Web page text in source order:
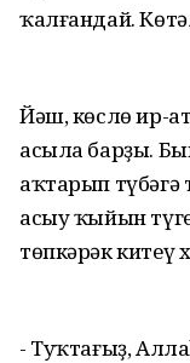
ҡалғандай.
Йәш, көслө ир-
асыла барҙы.
аҡтарып түбәгә
асыу ҡыйын
төпкәрәк китеү
- Туҡтағыҙ,